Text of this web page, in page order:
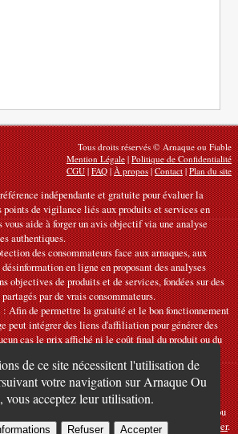
de ce site nécessitent l'utilisation de
votre navigation sur Arnaque Ou
vous acceptez leur utilisation.
Refuser Accepter
Tous droits réservés © Arnaque ou Fiable
Mention Légale|Politique de Confidentialité
CGU|FAQ|À propos|Contact|Plan du site
indépendante et gratuite pour évaluer la
de vigilance liés aux produits et services en
aide à forger un avis objectif via une analyse
authentiques.
des consommateurs face aux arnaques, aux
en ligne en proposant des analyses
objectives de produits et de services, fondées sur des
par de vrais consommateurs.
Afin de permettre la gratuité et le bon fonctionnement
peut intégrer des liens d'affiliation pour générer des
cas le prix affiché ni le coût final du produit ou du
des avis personnels et ne constituent pas
Les informations fournies sont indicatives et
du fabricant, du vendeur, du prestataire ou d’une
déclinons toute responsabilité en cas d'erreur ou
constatez une inexactitude, veuillez nous contacter.